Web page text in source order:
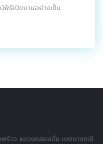
ธีเปิดงานอย่างเป็น
ร้าว แขวงคลองจั่น เขตบางกะปิ